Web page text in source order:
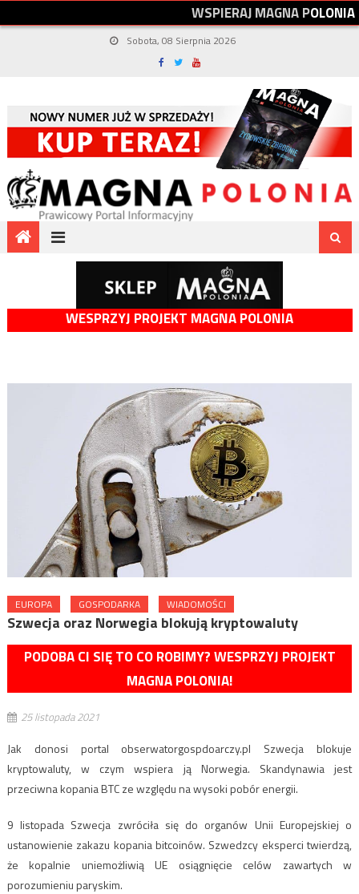
WSPIERAJMAGNAPOLONIA
Sobota, 08 Sierpnia 2026
WESPRZYJ PROJEKT MAGNA POLONIA
EUROPA GOSPODARKA WIADOMOŚCI
Szwecja oraz Norwegia blokują kryptowaluty
PODOBA CI SIĘ TO CO ROBIMY? WESPRZYJ PROJEKT
MAGNA POLONIA!
25 listopada 2021
Jak donosi portal obserwatorgospdoarczy.pl Szwecja blokuje
kryptowaluty, w czym wspiera ją Norwegia. Skandynawia jest
przeciwna kopania BTC ze względu na wysoki pobór energii.
9 listopada Szwecja zwróciła się do organów Unii Europejskiej o
ustanowienie zakazu kopania bitcoinów. Szwedzcy eksperci twierdzą,
że kopalnie uniemożliwią UE osiągnięcie celów zawartych w
porozumieniu paryskim.